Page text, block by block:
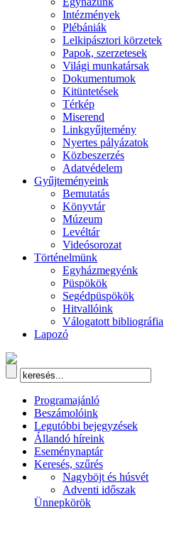
Intézmények
Plébániák
Lelkipásztori körzetek
Papok, szerzetesek
Világi munkatársak
Dokumentumok
Kitüntetések
Térkép
Miserend
Linkgyűjtemény
Nyertes pályázatok
Közbeszerzés
Adatvédelem
Gyűjteményeink
Bemutatás
Könyvtár
Múzeum
Levéltár
Videósorozat
Történelmünk
Egyházmegyénk
Püspökök
Segédpüspökök
Hitvallóink
Válogatott bibliográfia
Lapozó
Programajánló
Beszámolóink
Legutóbbi bejegyzések
Állandó híreink
Eseménynaptár
Keresés, szűrés
Nagyböjt és húsvét
Adventi időszak
Ünnepkörök